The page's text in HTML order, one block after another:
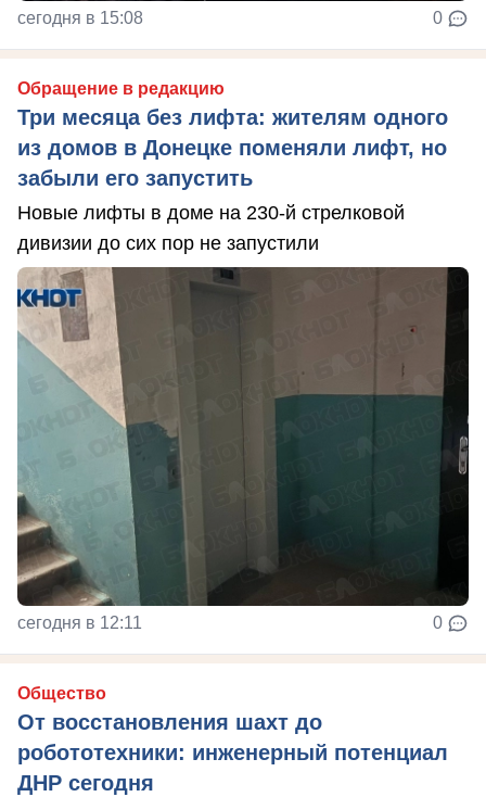
сегодня в 15:08 0
Обращение в редакцию
Три месяца без лифта: жителям одного
из домов в Донецке поменяли лифт, но
забыли его запустить
Новые лифты в доме на 230-й стрелковой
дивизии до сих пор не запустили
сегодня в 12:11 0
Общество
От восстановления шахт до
робототехники: инженерный потенциал
ДНР сегодня